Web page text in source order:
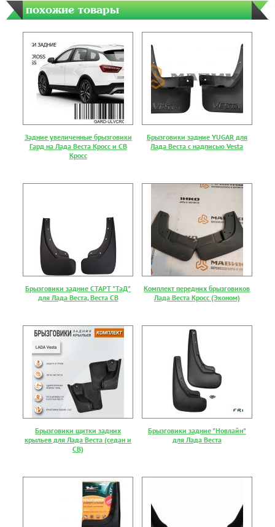
похожие товары
Задние увеличенные брызговики
Гард на Лада Веста Кросс и СВ
Кросс
Брызговики задние YUGAR для
Лада Веста с надписью Vesta
Брызговики задние СТАРТ "ТаД"
для Лада Веста, Веста СВ
Комплект передних брызговиков
Лада Веста Кросс (Эконом)
Брызговики щитки задних
крыльев для Лада Веста (седан и
СВ)
Брызговики задние "Новлайн"
для Лада Веста